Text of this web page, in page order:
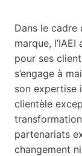
Dans le cadre
marque,
pour ses
s’engage à
son expertise
clientèle
partenariats
changement